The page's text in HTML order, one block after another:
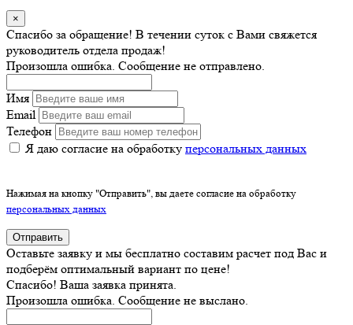
×
Спасибо за обращение! В течении суток с Вами свяжется
руководитель отдела продаж!
Произошла ошибка. Сообщение не отправлено.
Имя
Email
Телефон
Я даю согласие на обработку персональных данных
Нажимая на кнопку "Отправить", вы даете согласие на обработку
персональных данных
Отправить
Оставьте заявку и мы бесплатно составим расчет под Вас и
подберём оптимальный вариант по цене!
Спасибо! Ваша заявка принята.
Произошла ошибка. Сообщение не выслано.